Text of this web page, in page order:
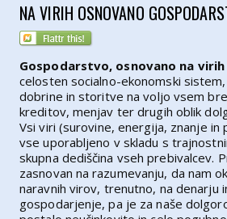
NA VIRIH OSNOVANO
Gospodarstvo, osnovano na virih
celosten socialno-ekonomski
dobrine in storitve na voljo vsem
kreditov, menjav ter drugih oblik
Vsi viri (surovine, energija, znanje
vse uporabljeno v skladu s
skupna dediščina vseh prebivalcev.
zasnovan na razumevanju, da nam
naravnih virov, trenutno, na denarju
gospodarjenje, pa je za naše